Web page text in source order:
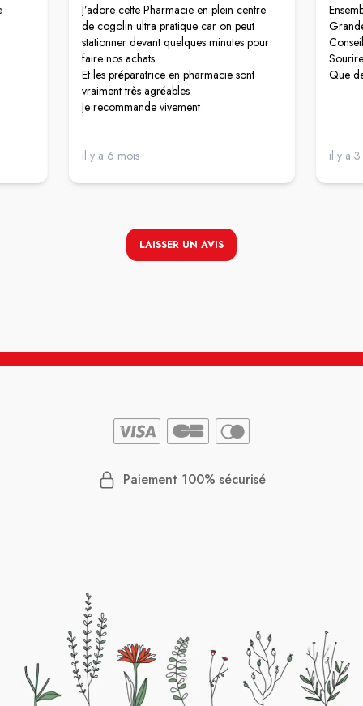
J’adore cette Pharmacie en plein centre
de cogolin ultra pratique car on peut
stationner devant quelques minutes pour
faire nos achats
Et les préparatrice en pharmacie sont
vraiment très agréables
Je recommande vivement
il y a 6 mois
Que
il y a
LAISSER UN AVIS
Paiement 100% sécurisé